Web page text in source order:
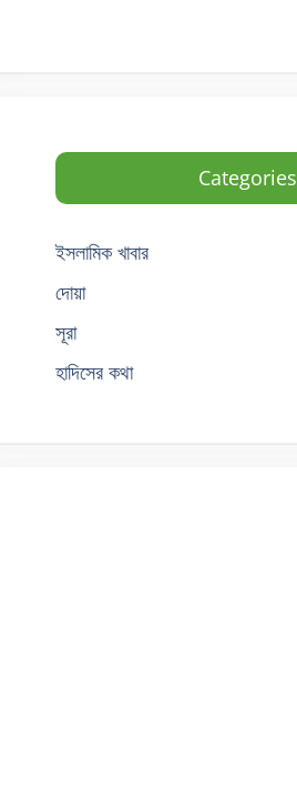
Categories
ইসলামিক খাবার
দোয়া
সূরা
হাদিসের কথা